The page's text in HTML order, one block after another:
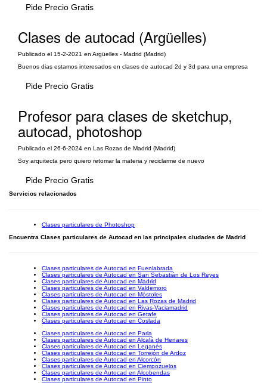
Pide Precio Gratis
Clases de autocad (Argüelles)
Publicado el 15-2-2021 en Argüelles - Madrid (Madrid)
Buenos dias estamos interesados en clases de autocad 2d y 3d para una empresa
Pide Precio Gratis
Profesor para clases de sketchup,
autocad, photoshop
Publicado el 26-6-2024 en Las Rozas de Madrid (Madrid)
Soy arquitecta pero quiero retomar la materia y reciclarme de nuevo
Pide Precio Gratis
Servicios relacionados
Clases particulares de Photoshop
Encuentra Clases particulares de Autocad en las principales ciudades de Madrid
Clases particulares de Autocad en Fuenlabrada
Clases particulares de Autocad en San Sebastián de Los Reyes
Clases particulares de Autocad en Madrid
Clases particulares de Autocad en Valdemoro
Clases particulares de Autocad en Móstoles
Clases particulares de Autocad en Las Rozas de Madrid
Clases particulares de Autocad en Rivas-Vaciamadrid
Clases particulares de Autocad en Getafe
Clases particulares de Autocad en Coslada
Clases particulares de Autocad en Parla
Clases particulares de Autocad en Alcalá de Henares
Clases particulares de Autocad en Leganés
Clases particulares de Autocad en Torrejón de Ardoz
Clases particulares de Autocad en Alcorcón
Clases particulares de Autocad en Ciempozuelos
Clases particulares de Autocad en Alcobendas
Clases particulares de Autocad en Pinto